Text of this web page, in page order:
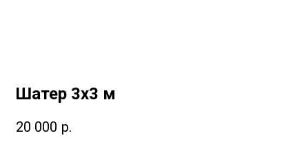
Шатер 3х3 м
20 000 р.